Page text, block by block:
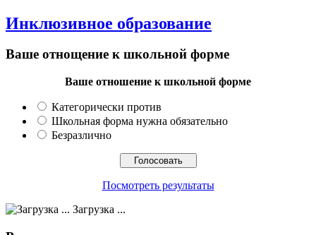
Инклюзивное образование
Ваше отнощение к школьной форме
Ваше отношение к школьной форме
Категорически против
Школьная форма нужна обязательно
Безразлично
Посмотреть результаты
Загрузка ...